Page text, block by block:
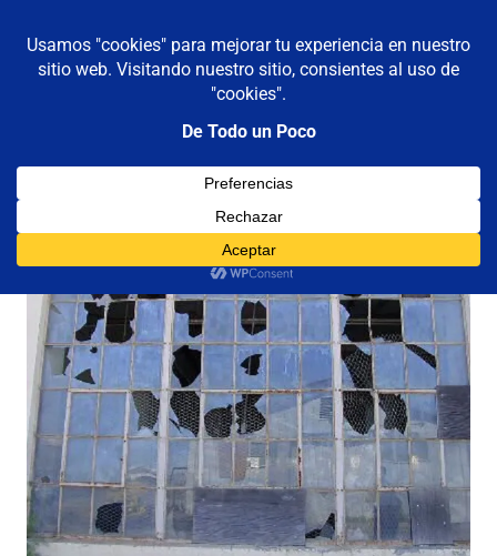
contenido
De todo un poco
Reflexiones,
Viajes
MENÚ